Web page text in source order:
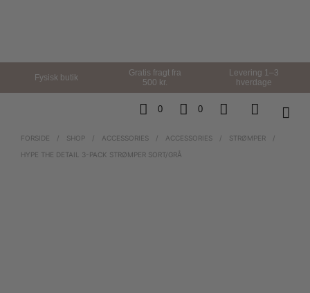
Fysisk butik
Gratis fragt fra
500 kr.
Levering 1–3
hverdage
0 0
FORSIDE / SHOP / ACCESSORIES / ACCESSORIES / STRØMPER
/
HYPE THE DETAIL 3-PACK STRØMPER SORT/GRÅ